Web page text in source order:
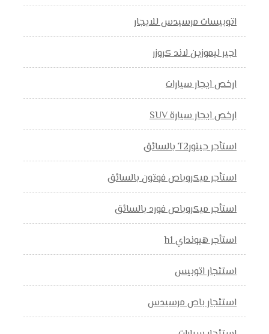
اتوبيسات مرسيدس للايجار
اجير ليموزين لاند كروزر
ارخص ايجار سيارات
ارخص ايجار سيارة SUV
استأجر جيتورT2 بالسائق
استأجر ميكروباص فوتون بالسائق
استأجر ميكروباص فورد بالسائق
استأجر هيونداي h1
استئجار اتوبيس
استئجار باص مرسيدس